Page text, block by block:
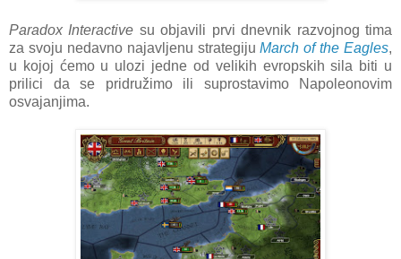
Paradox Interactive su objavili prvi dnevnik razvojnog tima
za svoju nedavno najavljenu strategijuMarch of the Eagles,
u kojoj ćemo u ulozi jedne od velikih evropskih sila biti u
prilici da se pridružimo ili suprostavimo Napoleonovim
osvajanjima.